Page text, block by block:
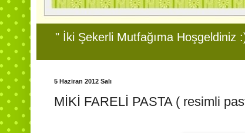
" İki Şekerli Mutfağıma Hoşgeldiniz
5 Haziran 2012 Salı
MİKİ FARELİ PASTA ( resimli